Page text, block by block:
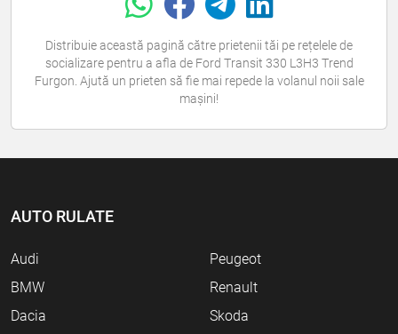
Distribuie această pagină către prietenii tăi pe rețelele de
socializare pentru a afla de Ford Transit 330 L3H3 Trend
Furgon. Ajută un prieten să fie mai repede la volanul noii sale
mașini!
AUTO RULATE
Audi
BMW
Dacia
Peugeot
Renault
Skoda